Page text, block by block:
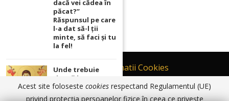
Contact
Informatii Cookies
Politică de Confidențialitate
TERMENI SI CONDITII DE UTILIZARE
dacă vei cădea în
păcat?”
Răspunsul pe care
l-a dat să-l ții
minte, să faci și tu
la fel!
Unde trebuie
ținută icoana cu
Maica Domnului
pentru ca
Acest site foloseste cookies respectand Regulamentul (UE)
privind protecția persoanelor fizice în ceea ce privește